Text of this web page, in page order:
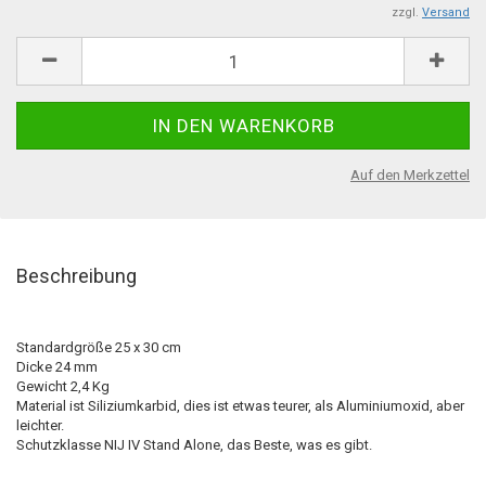
zzgl. Versand
Auf den Merkzettel
Beschreibung
Standardgröße 25 x 30 cm
Dicke 24 mm
Gewicht 2,4 Kg
Material ist Siliziumkarbid, dies ist etwas teurer, als Aluminiumoxid, aber
leichter.
Schutzklasse NIJ IV Stand Alone, das Beste, was es gibt.